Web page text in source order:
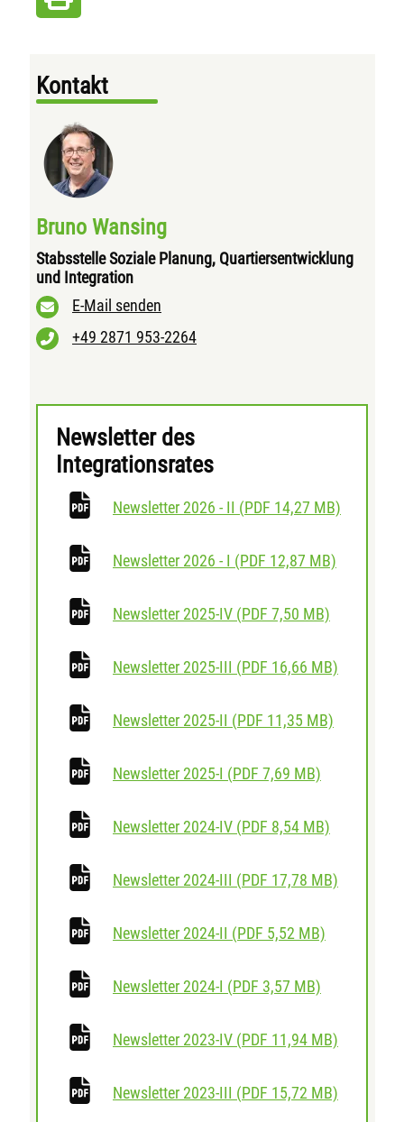
Kontakt
Bruno Wansing
Stabsstelle Soziale Planung, Quartiersentwicklung
und Integration
E-Mail senden
+49 2871 953-2264
Newsletter des
Integrationsrates
Newsletter 2026 - II (PDF 14,27 MB)
Newsletter 2026 - I (PDF 12,87 MB)
Newsletter 2025-IV (PDF 7,50 MB)
Newsletter 2025-III (PDF 16,66 MB)
Newsletter 2025-II (PDF 11,35 MB)
Newsletter 2025-I (PDF 7,69 MB)
Newsletter 2024-IV (PDF 8,54 MB)
Newsletter 2024-III (PDF 17,78 MB)
Newsletter 2024-II (PDF 5,52 MB)
Newsletter 2024-I (PDF 3,57 MB)
Newsletter 2023-IV (PDF 11,94 MB)
Newsletter 2023-III (PDF 15,72 MB)